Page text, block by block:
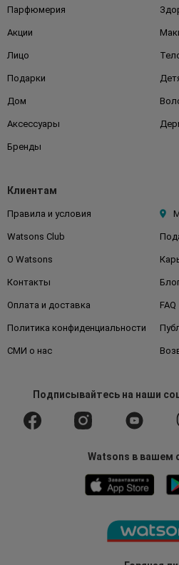
Парфюмерия
Акции
Лицо
Подарки
Дом
Аксессуары
Бренды
Клиентам
Правила и условия
Watsons Club
О Watsons
Контакты
Оплата и доставка FAQ
Политика конфиденциальности
СМИ о нас
Подписывайтесьна наши
Watsons в вашем